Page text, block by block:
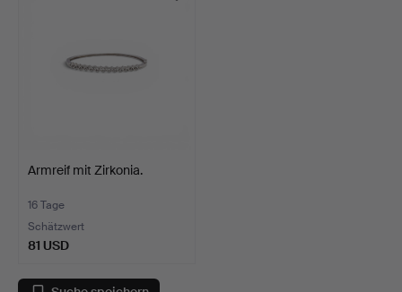
Armreif mit Zirkonia.
16 Tage
Schätzwert
81 USD